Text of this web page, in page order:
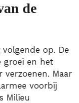
de
op. De
groei en het
verzoenen. Maar
voorbij
Milieu